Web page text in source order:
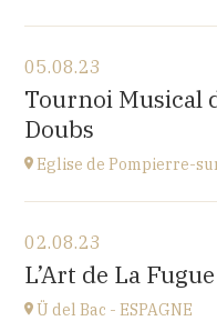
Ancy-le-Franc (89160)
Le Château d’Ancy-le-
Tonnerre, 89160 Ancy-
Accéder au site
05.08.23
Tournoi Musical
Doubs
Eglise de Pompierre-
Eglise de Pompierre-
3 chemin de l'église
à17H
02.08.23
L’Art de La
Ü del Bac - ESPAGNE